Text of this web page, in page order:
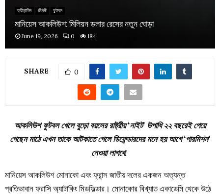
ক্রীড়াবিদ জীবনী ফুটবল
মানিয়েস আকলিউশ: মিলিয়ন ডলার রেসের নতুন ঘোড়া
June 19, 2026 0 184
SHARE 0
আকলিউশ ফুটবল খেলে বুড়ো বয়সের রাষ্ট্রীয় ‘নাইট’ উপাধি ২২ বছরেই পেয়ে
গেছেন মাঠে এখন তাকে আটকাতে গেলে ডিফেন্ডারদের মনে হয় আগে ‘পারমিশন’
নেওয়া লাগবে!
মানিয়েস আকলিউশ মোনাকো এবং ফ্রান্স জাতীয় দলের একজন অত্যন্ত
প্রতিভাবান ফরাসি অ্যাটাকিং মিডফিল্ডার। মোনাকোর বিখ্যাত একাডেমি থেকে উঠে